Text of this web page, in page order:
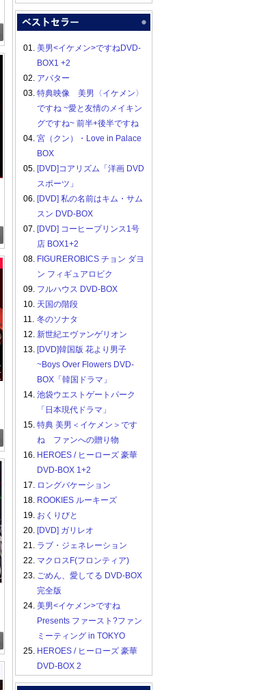
01. 美男<イケメン>ですねDVD-
BOX1 +2
02. アバター
03. 特典映像 美男〈イケメン〉
ですね ~愛と友情のメイキン
グですね~ 前半+後半ですね
04. 宮（クン）・Love in Palace
BOX
05. [DVD]コアリズム「洋画 DVD
スポーツ」
06. [DVD] 私の名前はキム・サム
スン DVD-BOX
07. [DVD] コーヒープリンス1号
店 BOX1+2
08. FIGUREROBICS チョン ダヨ
ン フィギュアロビク
09. フルハウス DVD-BOX
10. 天国の階段
11. 冬のソナタ
12. 新世紀エヴァンゲリオン
13. [DVD]韓国版 花より男子
~Boys Over Flowers DVD-
BOX「韓国ドラマ」
14. 池袋ウエストゲートパーク
「日本現代ドラマ」
15. 特典 美男＜イケメン＞です
ね ファンへの贈り物
16. HEROES / ヒーローズ 豪華
DVD-BOX 1+2
17. ロングバケーション
18. ROOKIES ルーキーズ
19. おくりびと
20. [DVD] ガリレオ
21. ラブ・ジェネレーション
22. マクロスF(フロンティア)
23. ごめん、愛してる DVD-BOX
完全版
24. 美男<イケメン>ですね
Presents ファースト?ファン
ミーティング in TOKYO
25. HEROES / ヒーローズ 豪華
DVD-BOX 2